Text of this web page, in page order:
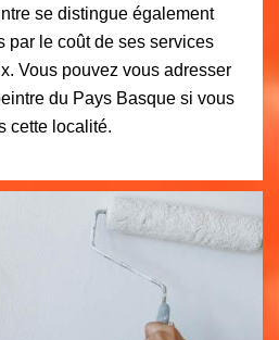
se distingue également
par le coût de ses services
Vous pouvez vous adresser
du Pays Basque si vous
cette localité.